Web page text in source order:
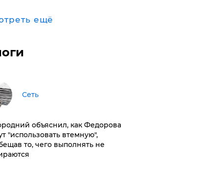
ещё
Сеть
объяснил, как Федорова
"использовать втемную",
то, чего выполнять не